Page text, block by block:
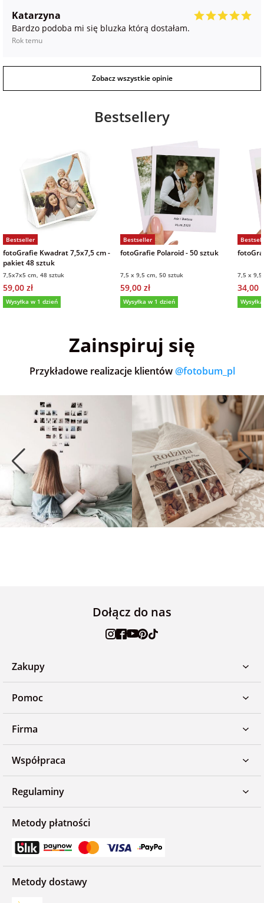
Katarzyna
Bardzo podoba mi się bluzka którą dostałam.
Rok temu
Zobacz wszystkie opinie
Bestsellery
Bestseller
fotoGrafie Kwadrat 7,5x7,5 cm -
pakiet 48 sztuk
7,5x7x5 cm, 48 sztuk
59,00 zł
Wysyłka w 1 dzień
Bestseller
fotoGrafie Polaroid - 50 sztuk
7,5 x 9,5 cm, 50 sztuk
59,00 zł
Wysyłka w 1 dzień
7,5 x
34,00
Zainspiruj się
Przykładowe realizacje klientów @fotobum_pl
Dołącz do nas
Zakupy
Pomoc
Firma
Współpraca
Regulaminy
Metody płatności
Metody dostawy